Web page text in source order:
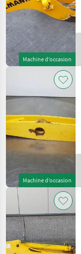
Machine d’occasion
Machine d’occasion